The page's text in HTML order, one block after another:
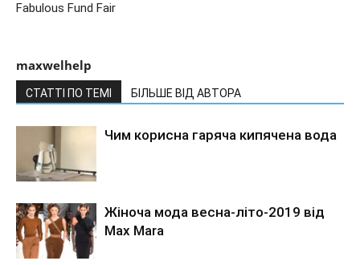
Fabulous Fund Fair
maxwelhelp
СТАТТІ ПО ТЕМІ БІЛЬШЕ ВІД АВТОРА
Чим корисна гаряча кипячена вода
Жіноча мода весна-літо-2019 від
Max Mara